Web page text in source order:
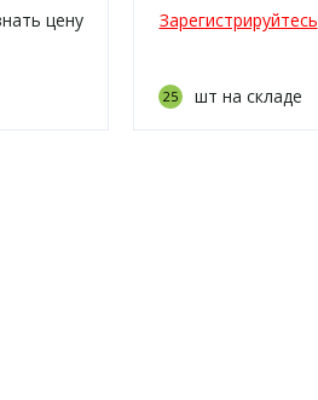
цену Зарегистрируйтесь
25 шт на складе